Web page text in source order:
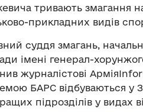
тривають змагання
прикладних видів
суддя змагань,
імені генерал-
журналістові
БАРС відбуваються у
підрозділів у видах